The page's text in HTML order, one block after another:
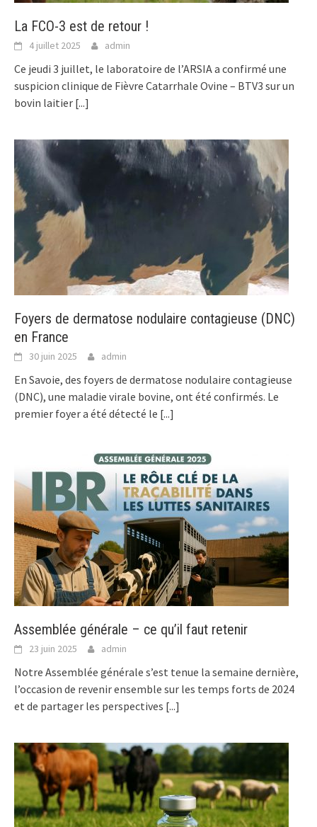
La FCO-3 est de retour !
4 juillet 2025 admin
Ce jeudi 3 juillet, le laboratoire de l’ARSIA a confirmé une
suspicion clinique de Fièvre Catarrhale Ovine – BTV3 sur un
bovin laitier [...]
Foyers de dermatose nodulaire contagieuse (DNC)
en France
30 juin 2025 admin
En Savoie, des foyers de dermatose nodulaire contagieuse
(DNC), une maladie virale bovine, ont été confirmés. Le
premier foyer a été détecté le [...]
Assemblée générale – ce qu’il faut retenir
23 juin 2025 admin
Notre Assemblée générale s’est tenue la semaine dernière,
l’occasion de revenir ensemble sur les temps forts de 2024
et de partager les perspectives [...]